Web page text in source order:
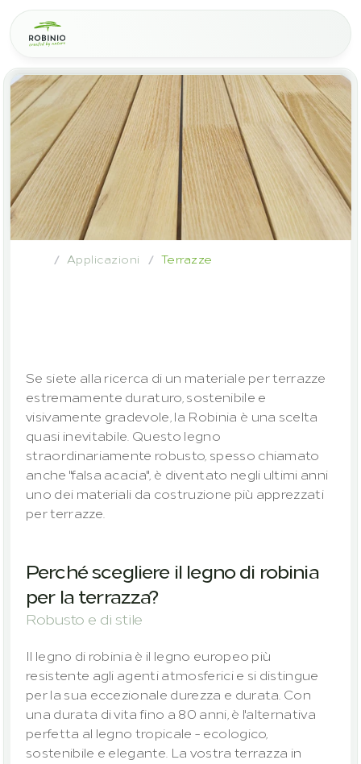
/ Applicazioni / Terrazze
Se siete alla ricerca di un materiale per terrazze
estremamente duraturo, sostenibile e
visivamente gradevole, la Robinia è una scelta
quasi inevitabile. Questo legno
straordinariamente robusto, spesso chiamato
anche "falsa acacia", è diventato negli ultimi anni
uno dei materiali da costruzione più apprezzati
per terrazze.
Perché scegliere il legno di robinia
per la terrazza?
Robusto e di stile
Il legno di robinia è il legno europeo più
resistente agli agenti atmosferici e si distingue
per la sua eccezionale durezza e durata. Con
una durata di vita fino a 80 anni, è l'alternativa
perfetta al legno tropicale - ecologico,
sostenibile e elegante. La vostra terrazza in